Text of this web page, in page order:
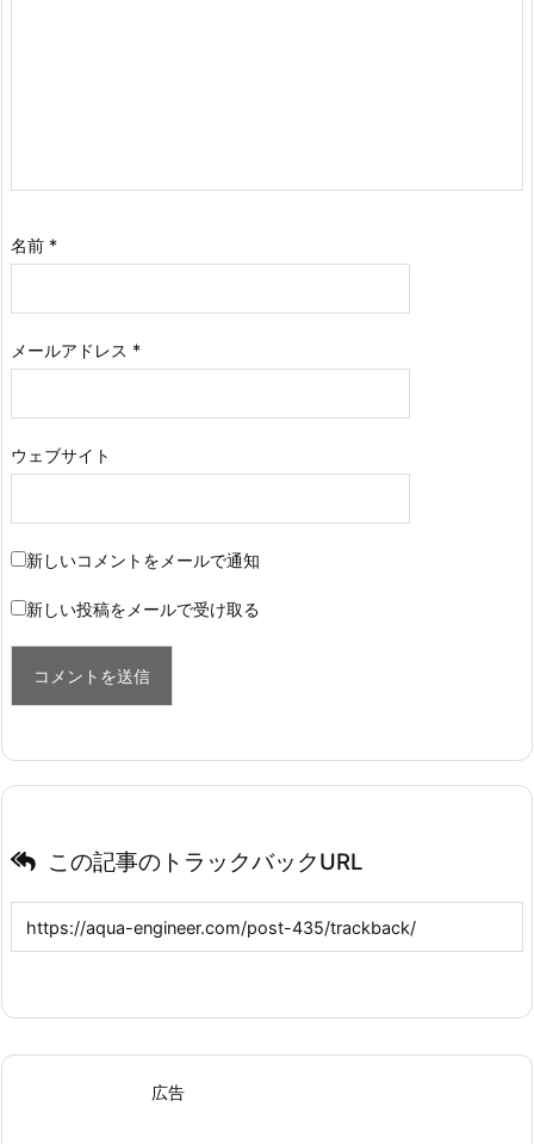
名前 *
メールアドレス *
ウェブサイト
新しいコメントをメールで通知
新しい投稿をメールで受け取る
この記事のトラックバックURL
広告